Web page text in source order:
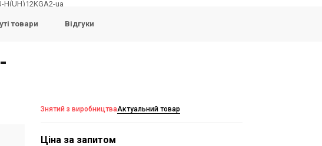
H(UH)12KGA2-ua
товари Відгуки
Знятий з виробництваАктуальний товар
Ціна за запитом